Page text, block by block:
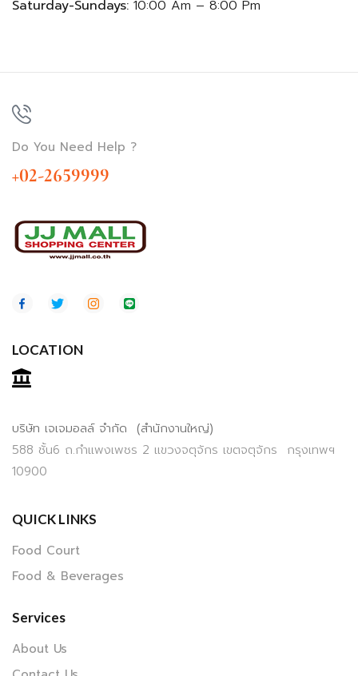
Saturday-Sundays: 10:00 Am – 8:00 Pm
Do You Need Help ?
+02-2659999
LOCATION
บริษัท เจเจมอลล์ จำกัด (สำนักงานใหญ่)
588 ชั้น6 ถ.กำแพงเพชร 2 แขวงจตุจักร เขตจตุจักร กรุงเทพฯ
10900
QUICK LINKS
Food Court
Food & Beverages
Services
About Us